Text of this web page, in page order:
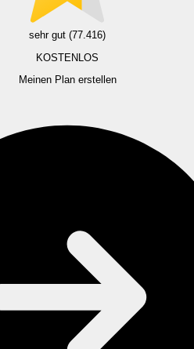
sehr gut (77.416)
KOSTENLOS
Meinen Plan erstellen